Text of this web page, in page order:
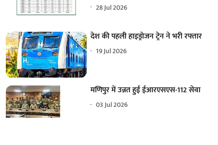
28 Jul 2026
देश की पहली हाइड्रोजन ट्रेन ने भरी रफ्तार
19 Jul 2026
मणिपुर में उन्नत हुई ईआरएसएस-112 सेवा
03 Jul 2026